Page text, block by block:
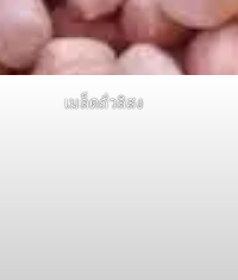
เมล็ดถั่วลิสง